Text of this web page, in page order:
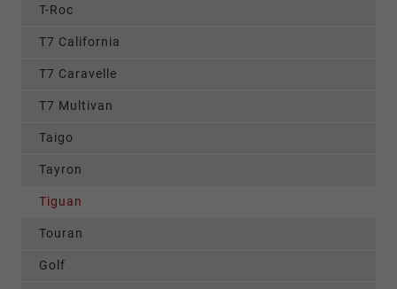
T-Roc
T7 California
T7 Caravelle
T7 Multivan
Taigo
Tayron
Tiguan
Touran
Golf